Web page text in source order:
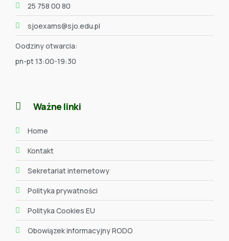
25 758 00 80
sjoexams@sjo.edu.pl
Godziny otwarcia:
pn-pt 13:00-19:30
Ważne linki
Home
Kontakt
Sekretariat internetowy
Polityka prywatności
Polityka Cookies EU
Obowiązek informacyjny RODO